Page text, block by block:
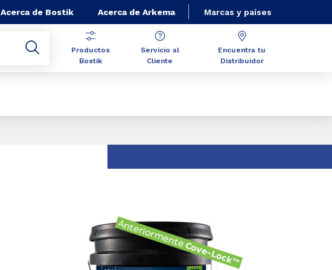
Acerca de Bostik Acerca de Arkema Marcas y países
Productos
Bostik
Servicio al
Cliente
Encuentra tu
Distribuidor